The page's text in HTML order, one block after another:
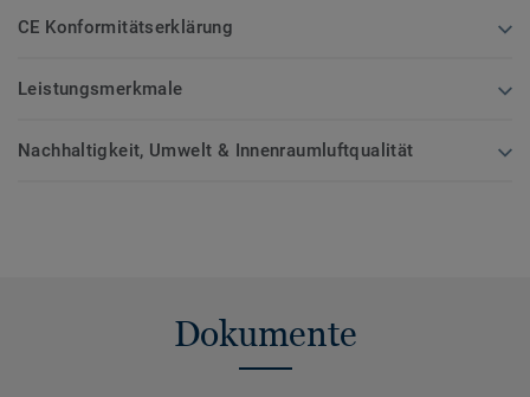
CE Konformitätserklärung
Leistungsmerkmale
Nachhaltigkeit, Umwelt & Innenraumluftqualität
Dokumente